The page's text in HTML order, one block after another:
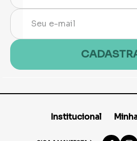
Institucional